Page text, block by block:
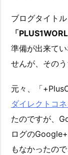
ブログタイト
「
準備が出来て
せんが、そのう
元々、「
ダイレクトコネ
たのですが、
ログの
もなかったの